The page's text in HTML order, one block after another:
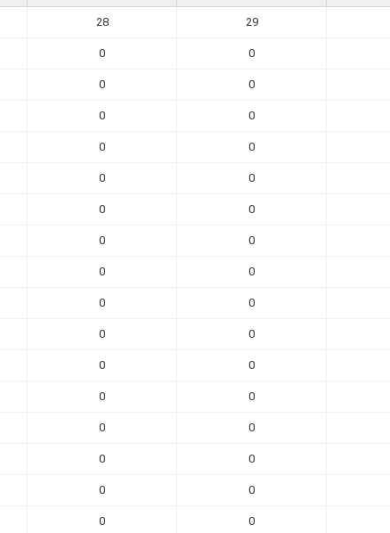
28 29
0 0
0 0
0 0
0 0
0 0
0 0
0 0
0 0
0 0
0 0
0 0
0 0
0 0
0 0
0 0
0 0